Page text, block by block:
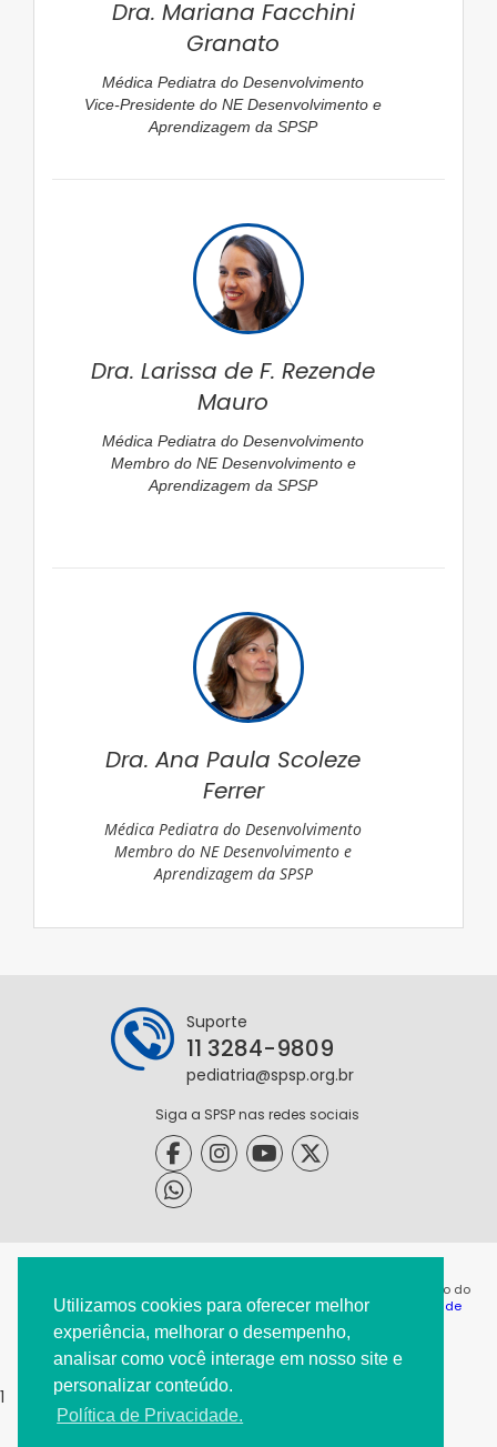
Utilizamos cookies para oferecer melhor
experiência, melhorar o desempenho,
analisar como você interage em nosso site e
personalizar conteúdo.
Política de Privacidade.
Dra. Mariana Facchini
Granato
Médica Pediatra do Desenvolvimento
Vice-Presidente do NE Desenvolvimento e
Aprendizagem da SPSP
Dra. Larissa de F. Rezende
Mauro
Médica Pediatra do Desenvolvimento
Membro do NE Desenvolvimento e
Aprendizagem da SPSP
Dra. Ana Paula Scoleze
Ferrer
Médica Pediatra do Desenvolvimento
Membro do NE Desenvolvimento e
Aprendizagem da SPSP
Suporte
11 3284-9809
pediatria@spsp.org.br
Siga a SPSP nas redes sociais
@2021 - Todos os direitos reservados. É permitida a reprodução do
conteúdo desta página desde que citada a origem. |
Política de
Privacidade
1